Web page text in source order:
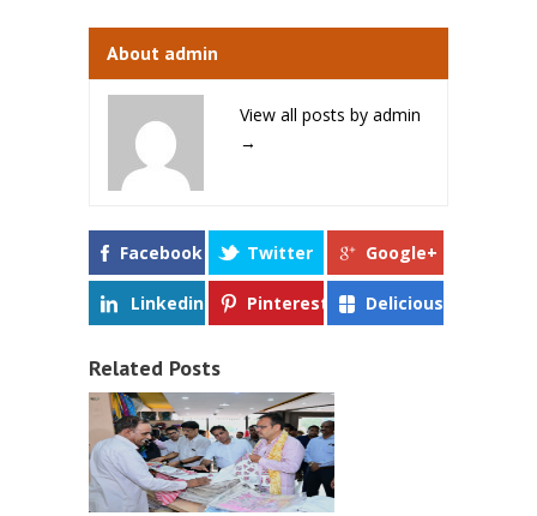
About admin
View all posts by admin
→
Facebook Twitter Google+
Linkedin Pinterest Delicious
Related Posts